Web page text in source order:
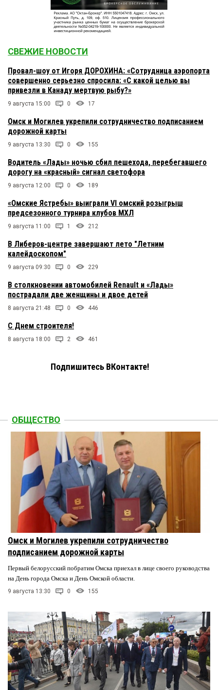
СВЕЖИЕ НОВОСТИ
Провал-шоу от Игоря ДОРОХИНА: «Сотрудница аэропорта
совершенно серьезно спросила: «С какой целью вы
привезли в Канаду мертвую рыбу?»
9 августа 15:00 0 17
Омск и Могилев укрепили сотрудничество подписанием
дорожной карты
9 августа 13:30 0 155
Водитель «Лады» ночью сбил пешехода, перебегавшего
дорогу на «красный» сигнал светофора
9 августа 12:00 0 189
«Омские Ястребы» выиграли VI омский розыгрыш
предсезонного турнира клубов МХЛ
9 августа 11:00 1 212
В Либеров-центре завершают лето "Летним
калейдоскопом"
9 августа 09:30 0 229
В столкновении автомобилей Renault и «Лады»
пострадали две женщины и двое детей
8 августа 21:48 0 446
С Днем строителя!
8 августа 18:00 2 461
Подпишитесь ВКонтакте!
ОБЩЕСТВО
Омск и Могилев укрепили сотрудничество
подписанием дорожной карты
Первый белорусский побратим Омска приехал в лице своего руководства
на День города Омска и День Омской области.
9 августа 13:30 0 155